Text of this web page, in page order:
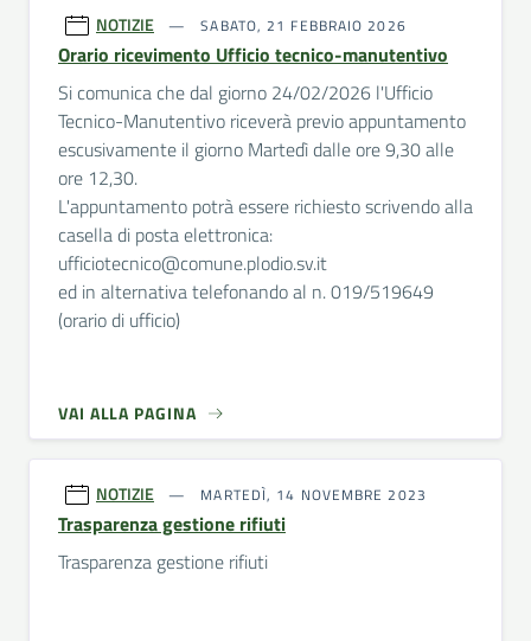
NOTIZIE SABATO, 21 FEBBRAIO 2026
Orario ricevimento Ufficio tecnico-manutentivo
Si comunica che dal giorno 24/02/2026 l'Ufficio
Tecnico-Manutentivo riceverà previo appuntamento
escusivamente il giorno Martedì dalle ore 9,30 alle
ore 12,30.
L'appuntamento potrà essere richiesto scrivendo alla
casella di posta elettronica:
ufficiotecnico@comune.plodio.sv.it
ed in alternativa telefonando al n. 019/519649
(orario di ufficio)
VAI ALLA PAGINA
NOTIZIE MARTEDÌ, 14 NOVEMBRE 2023
Trasparenza gestione rifiuti
Trasparenza gestione rifiuti